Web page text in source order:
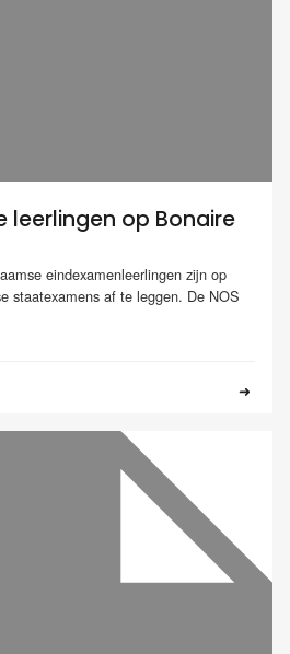
leerlingen op Bonaire
eindexamenleerlingen zijn op
staatexamens af te leggen. De NOS